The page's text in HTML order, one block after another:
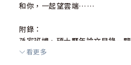
和你，一起望雲端……
附錄：
孫家班博、碩士歷年論文目錄一覽
看更多